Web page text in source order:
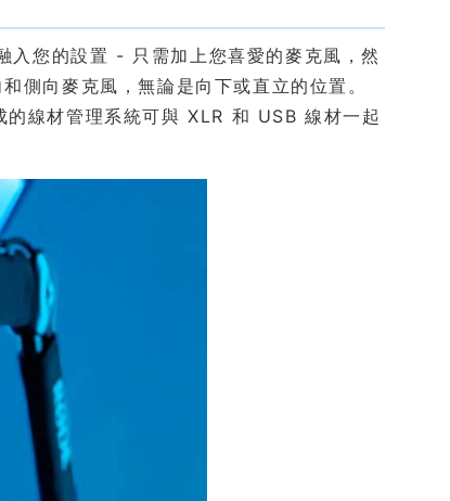
您的設置 - 只需加上您喜愛的麥克風，然
側向麥克風，無論是向下或直立的位置。
線材管理系統可與 XLR 和 USB 線材一起